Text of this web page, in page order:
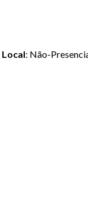
Local: Não-